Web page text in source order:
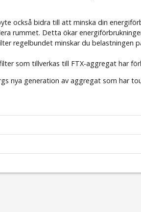
också bidra till att minska din
rummet. Detta ökar
regelbundet minskar du belastningen
som tillverkas till FTX-aggregat har
nya generation av aggregat som har